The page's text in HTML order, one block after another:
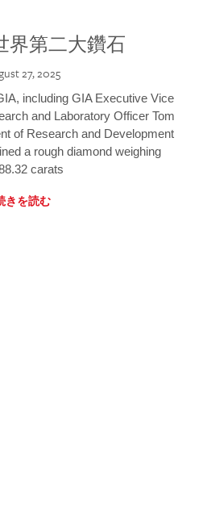
界第二大鑽石
27, 2025
including GIA Executive Vice
and Laboratory Officer Tom
of Research and Development
a rough diamond weighing
carats
きを読む